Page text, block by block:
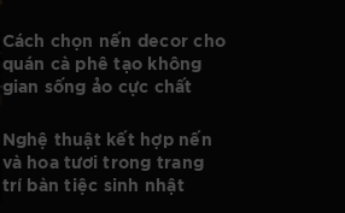
Cách chọn nến decor cho
quán cà phê tạo không
gian sống ảo cực chất
Nghệ thuật kết hợp nến
và hoa tươi trong trang
trí bàn tiệc sinh nhật